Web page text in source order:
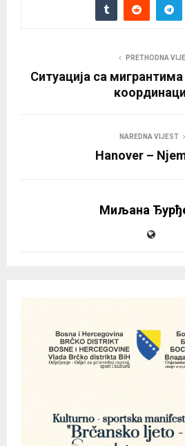
PRETHODNA
Ситуација са мигрантима
NAREDNA VIJEST
Hanover –
Миљана